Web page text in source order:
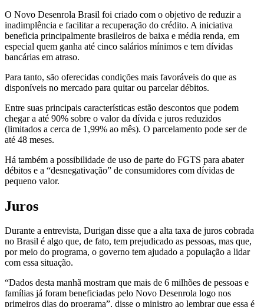
O Novo Desenrola Brasil foi criado com o objetivo de reduzir a
inadimplência e facilitar a recuperação do crédito. A iniciativa
beneficia principalmente brasileiros de baixa e média renda, em
especial quem ganha até cinco salários mínimos e tem dívidas
bancárias em atraso.
Para tanto, são oferecidas condições mais favoráveis do que as
disponíveis no mercado para quitar ou parcelar débitos.
Entre suas principais características estão descontos que podem
chegar a até 90% sobre o valor da dívida e juros reduzidos
(limitados a cerca de 1,99% ao mês). O parcelamento pode ser de
até 48 meses.
Há também a possibilidade de uso de parte do FGTS para abater
débitos e a “desnegativação” de consumidores com dívidas de
pequeno valor.
Juros
Durante a entrevista, Durigan disse que a alta taxa de juros cobrada
no Brasil é algo que, de fato, tem prejudicado as pessoas, mas que,
por meio do programa, o governo tem ajudado a população a lidar
com essa situação.
“Dados desta manhã mostram que mais de 6 milhões de pessoas e
famílias já foram beneficiadas pelo Novo Desenrola logo nos
primeiros dias do programa”, disse o ministro ao lembrar que essa é